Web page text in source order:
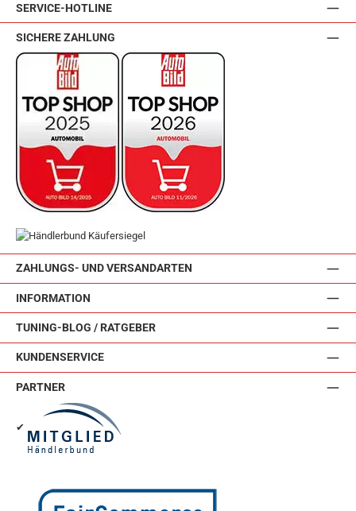
SERVICE-HOTLINE
ZAHLUNGS- UND VERSANDARTEN
INFORMATION
TUNING-BLOG / RATGEBER
KUNDENSERVICE
SICHERE ZAHLUNG
PARTNER
✔